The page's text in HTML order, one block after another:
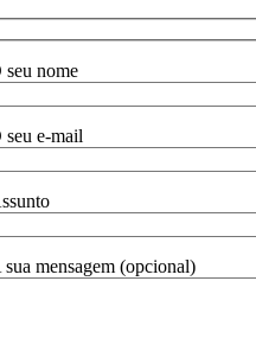
seu nome
seu e-mail
sua mensagem (opcional)